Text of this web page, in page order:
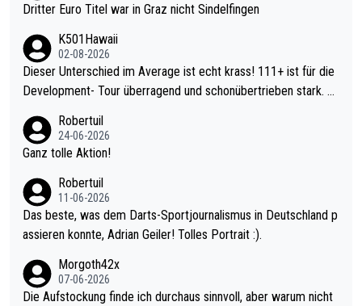
Dritter Euro Titel war in Graz nicht Sindelfingen
K501Hawaii
02-08-2026
Dieser Unterschied im Average ist echt krass! 111+ ist für die
Development- Tour überragend und schonübertrieben stark. U
mal 40+ erst recht. Da gewinnst keinen Blumentopf - ist ja noc
h krasser wie ein Pokalspiel eines Kreisligisten vs einem Bund
Robertuil
24-06-2026
Ganz tolle Aktion!
Robertuil
11-06-2026
Das beste, was dem Darts-Sportjournalismus in Deutschland p
assieren konnte, Adrian Geiler! Tolles Portrait :).
Morgoth42x
07-06-2026
Die Aufstockung finde ich durchaus sinnvoll, aber warum nicht